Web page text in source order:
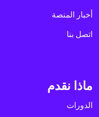
أخبار المنصة
اتصل بنا
ماذا نقدم
الدورات